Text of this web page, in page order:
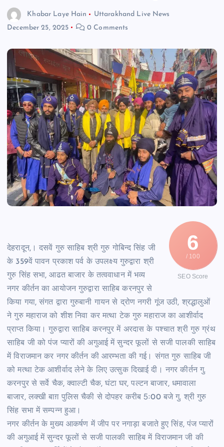
Khabar Laye Hain
Uttarakhand Live News
December 25, 2025
0 Comments
6
/ 100
SEO Score
देहरादून,। दसवें गुरु साहिब श्री गुरु गोबिन्द सिंह जी
के 359वें पावन प्रकाश पर्व के उपलक्ष्य गुरुद्वारा श्री
गुरु सिंह सभा, आढत बाजार के तत्ववाधान में भव्य
नगर कीर्तन का आयोजन गुरुद्वारा साहिब करनपुर से
किया गया, संगत द्वारा गुरुबानी गायन से द्रोण नगरी गूंज उठी, श्रद्धालुओं
ने गुरु महाराज को शीश निवा कर मत्था टेक गुरु महाराज का आशीर्वाद
प्राप्त किया। गुरुद्वारा साहिब करनपुर में अरदास के पश्चात श्री गुरु ग्रंथ
साहिब जी को पंज प्यारों की अगुआई में सुन्दर फूलों से सजी पालकी साहिब
में विराजमान कर नगर कीर्तन की आरम्भता की गई। संगत गुरु साहिब जी
को मत्था टेक आशीर्वाद लेने के लिए उत्सुक दिखाई दी। नगर कीर्तन गु.
करनपुर से सर्वे चैक, क्वाल्टी चैक, घंटा घर, पल्टन बाजार, धमावाला
बाजार, लक्खी बाग़ पुलिस चैकी से दोपहर करीब 5ः00 बजे गु. श्री गुरु
सिंह सभा में सम्पन्न हुआ।
नगर कीर्तन के मुख्य आकर्षण में जीप पर नगाड़ा बजाते हुए सिंह, पंज प्यारों
की अगुआई में सुन्दर फूलों से सजी पालकी साहिब में विराजमान जी की